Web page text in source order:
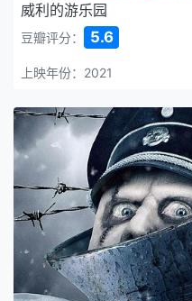
威利的游乐园
豆瓣评分： 5.6
上映年份：2021